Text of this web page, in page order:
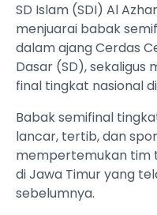
SD Islam (SDI) Al
menjuarai babak
dalam ajang Cerdas
Dasar (SD),
final tingkat nasional
Babak semifinal
lancar, tertib, dan
mempertemukan tim
di Jawa Timur yang
sebelumnya.